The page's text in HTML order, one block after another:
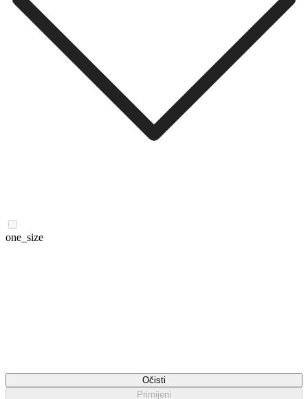
one_size
Očisti
Primijeni